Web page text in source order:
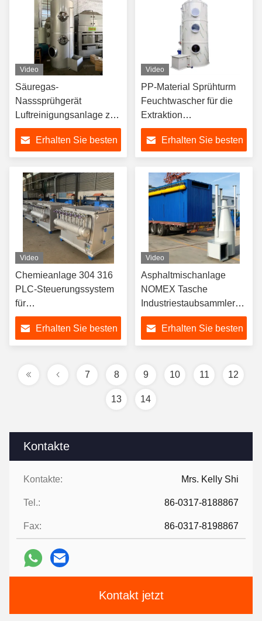
Kontakte
Kontakte: Mrs. Kelly Shi
Tel.: 86-0317-8188867
Fax: 86-0317-8198867
Kontakt jetzt
Video
Säuregas-
Nasssprühgerät
Luftreinigungsanlage zur
Entfernung schädlicher
Gase Chemieanlage
Erhalten Sie besten
Video
PP-Material Sprühturm
Feuchtwascher für die
Extraktion
Abgasabsorptionsturm
Erhalten Sie besten
Video
Chemieanlage 304 316
PLC-Steuerungssystem
für
Stahlstahlstaubsammler
Erhalten Sie besten
Video
Asphaltmischanlage
NOMEX Tasche
Industriestaubsammler
hat großes Luftvolumen
und gute Wirkung
Erhalten Sie besten
7 8 9 10 11 12
13 14